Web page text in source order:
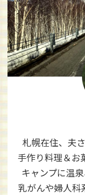
札幌在住、夫
手作り料理＆お
キャンプに温
乳がんや婦人